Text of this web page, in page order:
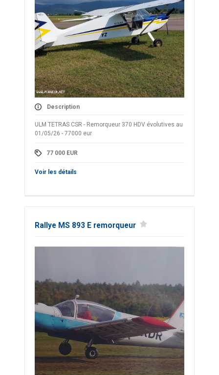
Description
ULM TETRAS CSR - Remorqueur 370 HDV évolutives au
01/05/26 - 77000 eur
77 000 EUR
Voir les détails
Rallye MS 893 E remorqueur